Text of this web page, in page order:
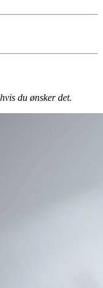
du ønsker det.